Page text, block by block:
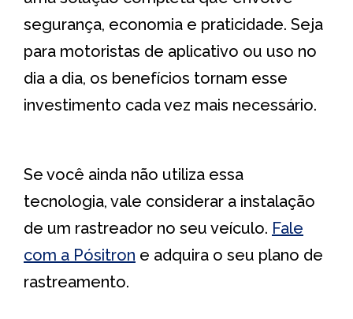
segurança, economia e praticidade. Seja
para motoristas de aplicativo ou uso no
dia a dia, os benefícios tornam esse
investimento cada vez mais necessário.
Se você ainda não utiliza essa
tecnologia, vale considerar a instalação
de um rastreador no seu veículo. Fale
com a Pósitron e adquira o seu plano de
rastreamento.